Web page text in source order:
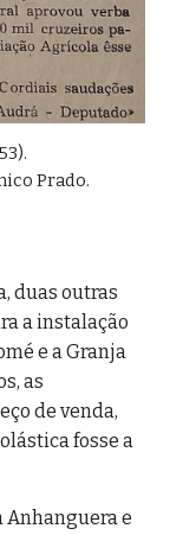
Prado.
duas outras
a instalação
e a Granja
as
de venda,
fosse a
Anhanguera e